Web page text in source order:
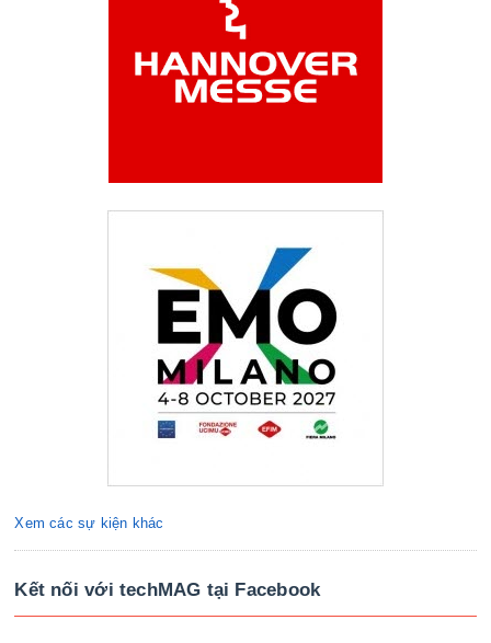
Xem các sự kiện khác
Kết nối với techMAG tại Facebook